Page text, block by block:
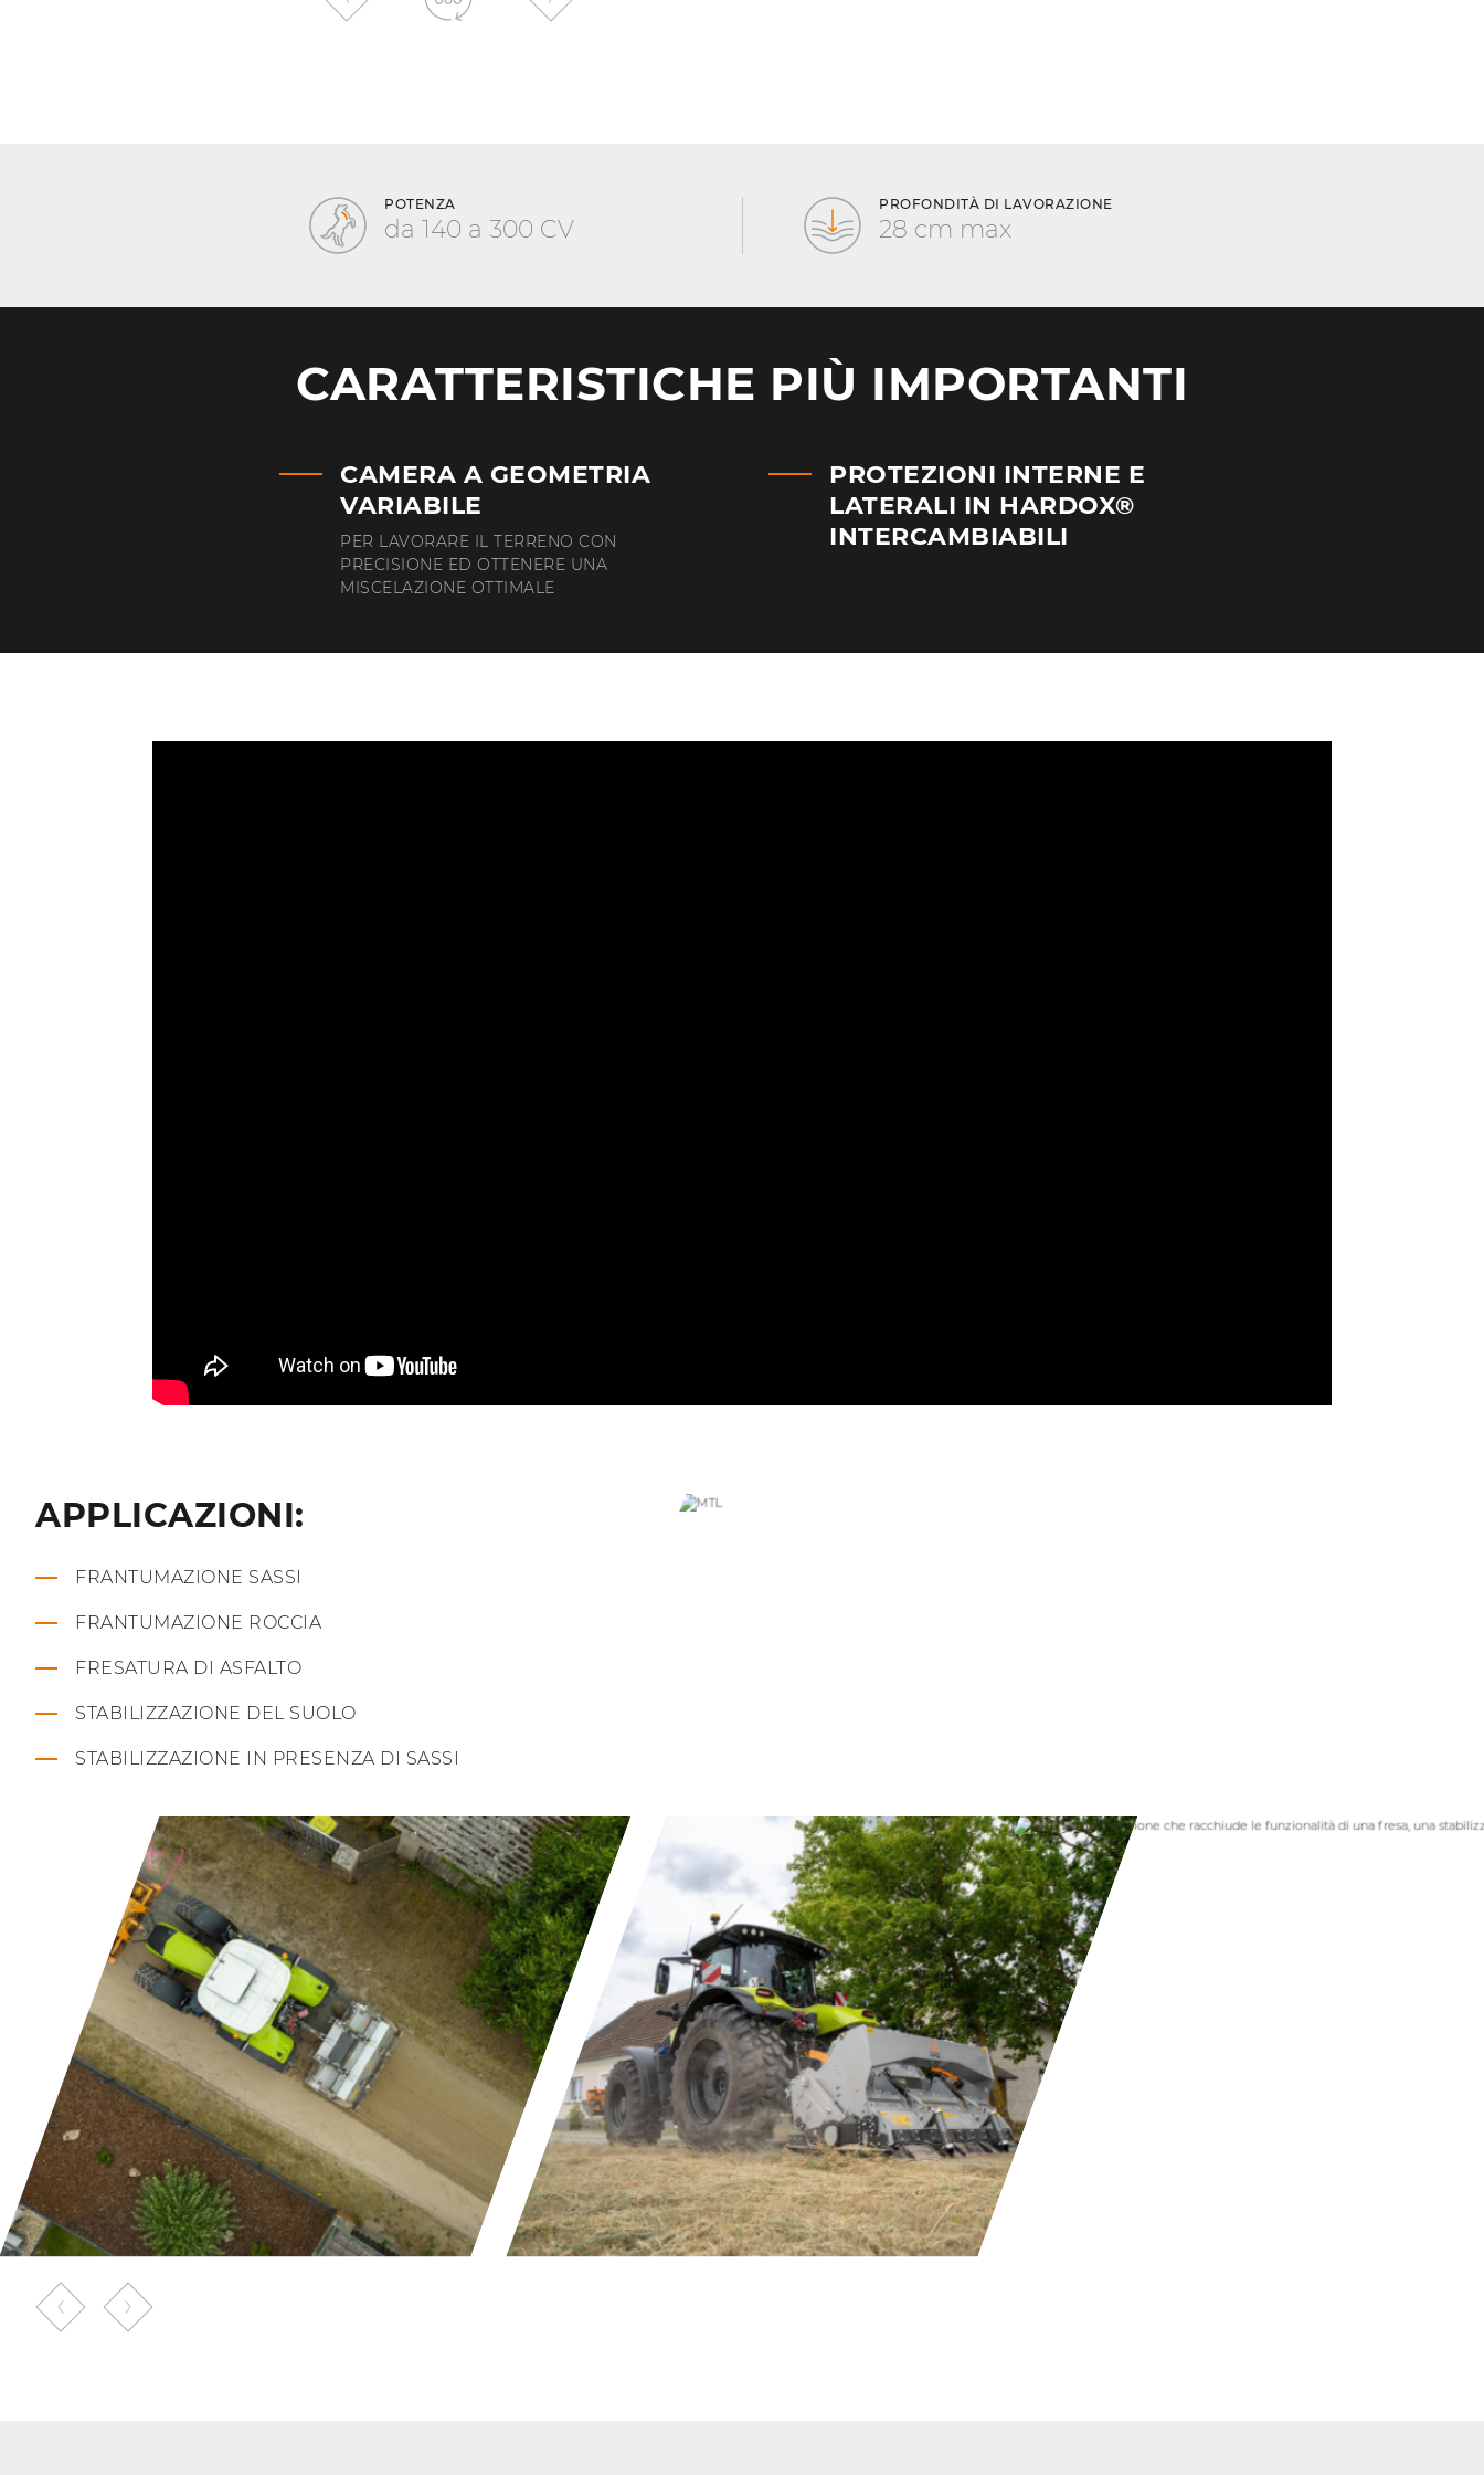
POTENZA
da 140 a 300 CV
PROFONDITÀ DI LAVORAZIONE
28 cm max
CARATTERISTICHE PIÙ IMPORTANTI
CAMERA A GEOMETRIA
VARIABILE
PER LAVORARE IL TERRENO CON
PRECISIONE ED OTTENERE UNA
MISCELAZIONE OTTIMALE
PROTEZIONI INTERNE E
LATERALI IN HARDOX®
INTERCAMBIABILI
APPLICAZIONI:
FRANTUMAZIONE SASSI
FRANTUMAZIONE ROCCIA
FRESATURA DI ASFALTO
STABILIZZAZIONE DEL SUOLO
STABILIZZAZIONE IN PRESENZA DI SASSI